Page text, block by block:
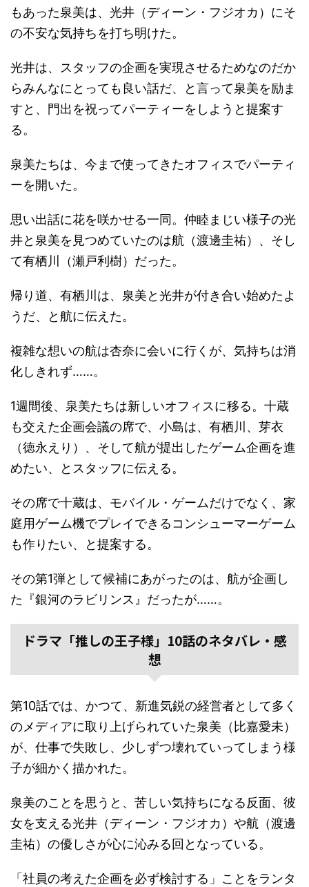
もあった泉美は、光井（ディーン・フジオカ）にそ
の不安な気持ちを打ち明けた。
光井は、スタッフの企画を実現させるためなのだか
らみんなにとっても良い話だ、と言って泉美を励ま
すと、門出を祝ってパーティーをしようと提案す
る。
泉美たちは、今まで使ってきたオフィスでパーティ
ーを開いた。
思い出話に花を咲かせる一同。仲睦まじい様子の光
井と泉美を見つめていたのは航（渡邊圭祐）、そし
て有栖川（瀬戸利樹）だった。
帰り道、有栖川は、泉美と光井が付き合い始めたよ
うだ、と航に伝えた。
複雑な想いの航は杏奈に会いに行くが、気持ちは消
化しきれず……。
1週間後、泉美たちは新しいオフィスに移る。十蔵
も交えた企画会議の席で、小島は、有栖川、芽衣
（徳永えり）、そして航が提出したゲーム企画を進
めたい、とスタッフに伝える。
その席で十蔵は、モバイル・ゲームだけでなく、家
庭用ゲーム機でプレイできるコンシューマーゲーム
も作りたい、と提案する。
その第1弾として候補にあがったのは、航が企画し
た『銀河のラビリンス』だったが……。
ドラマ「推しの王子様」10話のネタバレ・感
想
第10話では、かつて、新進気鋭の経営者として多く
のメディアに取り上げられていた泉美（比嘉愛未）
が、仕事で失敗し、少しずつ壊れていってしまう様
子が細かく描かれた。
泉美のことを思うと、苦しい気持ちになる反面、彼
女を支える光井（ディーン・フジオカ）や航（渡邊
圭祐）の優しさが心に沁みる回となっている。
「社員の考えた企画を必ず検討する」ことをランタ